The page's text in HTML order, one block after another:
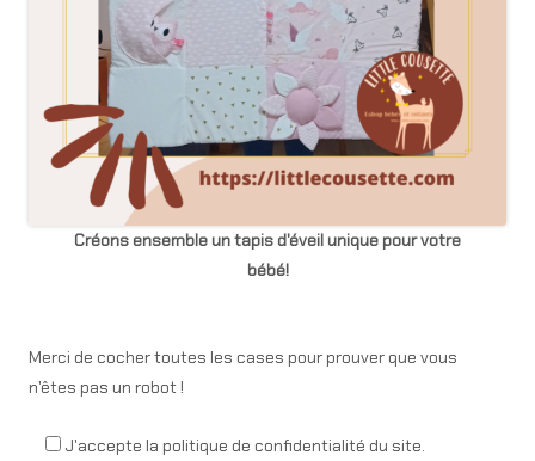
Créons ensemble un tapis d'éveil unique pour votre
bébé!
Merci de cocher toutes les cases pour prouver que vous
n'êtes pas un robot !
J'accepte la politique de confidentialité du site.